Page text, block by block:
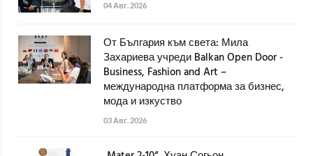
04 Авг. 2026
От България към света: Мила
Захариева учреди Balkan Open Door -
Business, Fashion and Art –
международна платформа за бизнес,
мода и изкуство
03 Авг. 2026